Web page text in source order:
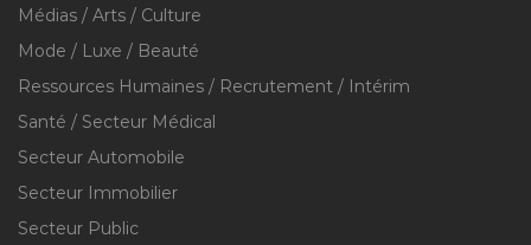
Médias / Arts / Culture
Mode / Luxe / Beauté
Ressources Humaines / Recrutement / Intérim
Santé / Secteur Médical
Secteur Automobile
Secteur Immobilier
Secteur Public